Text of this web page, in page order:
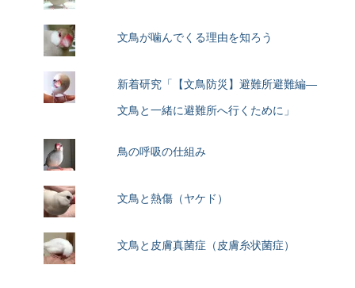
文鳥が噛んでくる理由を知ろう
新着研究「【文鳥防災】避難所避難編―
文鳥と一緒に避難所へ行くために」
鳥の呼吸の仕組み
文鳥と熱傷（ヤケド）
文鳥と皮膚真菌症（皮膚糸状菌症）